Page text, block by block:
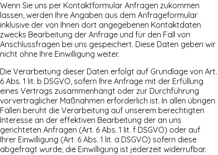
Wenn Sie uns per Kontaktformular Anfragen zukommen
lassen, werden Ihre Angaben aus dem Anfrageformular
inklusive der von Ihnen dort angegebenen Kontaktdaten
zwecks Bearbeitung der Anfrage und für den Fall von
Anschlussfragen bei uns gespeichert. Diese Daten geben wir
nicht ohne Ihre Einwilligung weiter.
Die Verarbeitung dieser Daten erfolgt auf Grundlage von Art.
6 Abs. 1 lit. b DSGVO, sofern Ihre Anfrage mit der Erfüllung
eines Vertrags zusammenhängt oder zur Durchführung
vorvertraglicher Maßnahmen erforderlich ist. In allen übrigen
Fällen beruht die Verarbeitung auf unserem berechtigten
Interesse an der effektiven Bearbeitung der an uns
gerichteten Anfragen (Art. 6 Abs. 1 lit. f DSGVO) oder auf
Ihrer Einwilligung (Art. 6 Abs. 1 lit. a DSGVO) sofern diese
abgefragt wurde; die Einwilligung ist jederzeit widerrufbar.